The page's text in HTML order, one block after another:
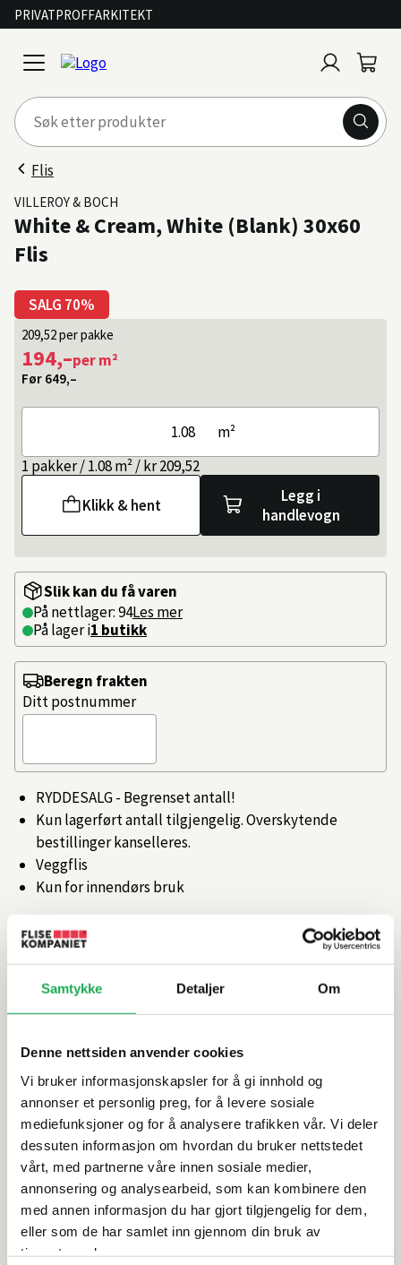
Samtykke Detaljer Om
Denne nettsiden anvender cookies
Vi bruker informasjonskapsler for å gi innhold og
annonser et personlig preg, for å levere sosiale
mediefunksjoner og for å analysere trafikken vår. Vi deler
dessuten informasjon om hvordan du bruker nettstedet
vårt, med partnerne våre innen sosiale medier,
annonsering og analysearbeid, som kan kombinere den
med annen informasjon du har gjort tilgjengelig for dem,
eller som de har samlet inn gjennom din bruk av
tjenestene deres.
PRIVATPROFFARKITEKT
open
menu
inn
Flis
SALG 70%
VILLEROY & BOCH
White & Cream, White (Blank) 30x60
Flis
209,52per pakke
194,–per m²
Før 649,–
m²
1 pakker / 1.08 m² / kr 209,52
Klikk & hent
Legg i
handlevogn
Slik kan du få varen
På nettlager: 94Les mer
På lager i1 butikk
RYDDESALG - Begrenset antall!
Kun lagerført antall tilgjengelig. Overskytende
bestillinger kanselleres.
Veggflis
Kun for innendørs bruk
Beregn frakten
Ditt postnummer
Produktinformasjon
Spesifikasjoner
Rengjøring og vedlikehold
Leveringsinformasjon
Alternative produkter